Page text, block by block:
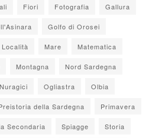
Fiori Fotografia Gallura
Golfo di Orosei
Località Mare Matematica
Montagna Nord Sardegna
Nuragici Ogliastra Olbia
della Sardegna Primavera
Secondaria Spiagge Storia